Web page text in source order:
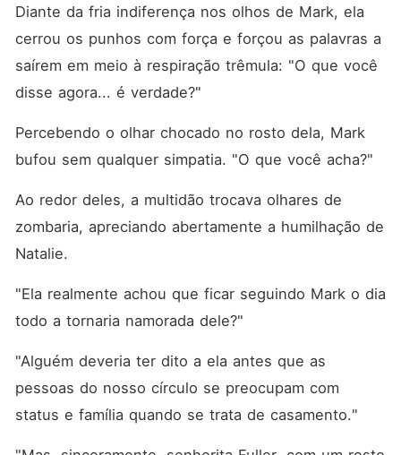
Diante da fria indiferença nos olhos de Mark, ela
cerrou os punhos com força e forçou as palavras a
saírem em meio à respiração trêmula: "O que você
disse agora... é verdade?"
Percebendo o olhar chocado no rosto dela, Mark
bufou sem qualquer simpatia. "O que você acha?"
Ao redor deles, a multidão trocava olhares de
zombaria, apreciando abertamente a humilhação de
Natalie.
"Ela realmente achou que ficar seguindo Mark o dia
todo a tornaria namorada dele?"
"Alguém deveria ter dito a ela antes que as
pessoas do nosso círculo se preocupam com
status e família quando se trata de casamento."